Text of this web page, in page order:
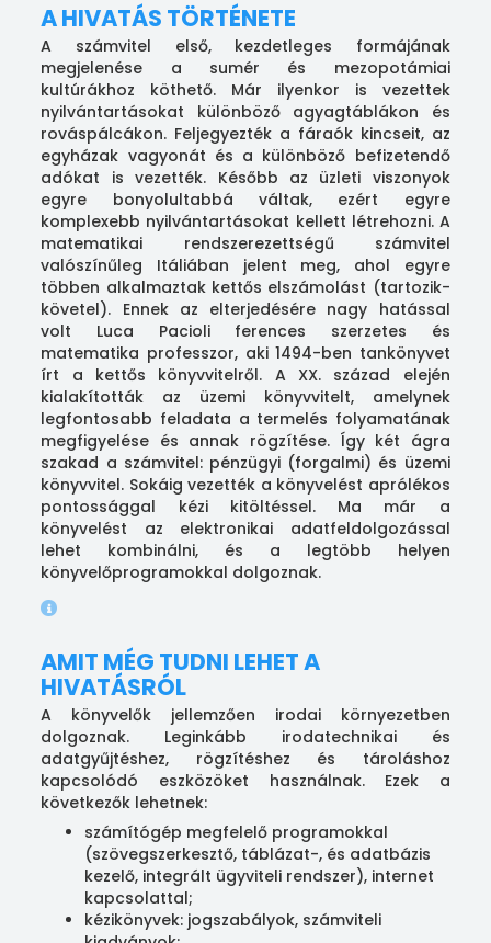
A HIVATÁS TÖRTÉNETE
A számvitel első, kezdetleges formájának
megjelenése a sumér és mezopotámiai
kultúrákhoz köthető. Már ilyenkor is vezettek
nyilvántartásokat különböző agyagtáblákon és
rováspálcákon. Feljegyezték a fáraók kincseit, az
egyházak vagyonát és a különböző befizetendő
adókat is vezették. Később az üzleti viszonyok
egyre bonyolultabbá váltak, ezért egyre
komplexebb nyilvántartásokat kellett létrehozni. A
matematikai rendszerezettségű számvitel
valószínűleg Itáliában jelent meg, ahol egyre
többen alkalmaztak kettős elszámolást (tartozik-
követel). Ennek az elterjedésére nagy hatással
volt Luca Pacioli ferences szerzetes és
matematika professzor, aki 1494-ben tankönyvet
írt a kettős könyvvitelről. A XX. század elején
kialakították az üzemi könyvvitelt, amelynek
legfontosabb feladata a termelés folyamatának
megfigyelése és annak rögzítése. Így két ágra
szakad a számvitel: pénzügyi (forgalmi) és üzemi
könyvvitel. Sokáig vezették a könyvelést aprólékos
pontossággal kézi kitöltéssel. Ma már a
könyvelést az elektronikai adatfeldolgozással
lehet kombinálni, és a legtöbb helyen
könyvelőprogramokkal dolgoznak.
AMIT MÉG TUDNI LEHET A
HIVATÁSRÓL
A könyvelők jellemzően irodai környezetben
dolgoznak. Leginkább irodatechnikai és
adatgyűjtéshez, rögzítéshez és tároláshoz
kapcsolódó eszközöket használnak. Ezek a
következők lehetnek:
számítógép megfelelő programokkal
(szövegszerkesztő, táblázat-, és adatbázis
kezelő, integrált ügyviteli rendszer), internet
kapcsolattal;
kézikönyvek: jogszabályok, számviteli